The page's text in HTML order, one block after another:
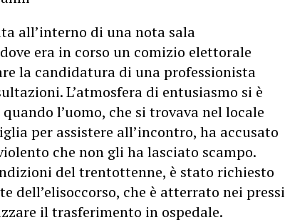
all’interno di una nota sala
era in corso un comizio elettorale
la candidatura di una professionista
L’atmosfera di entusiasmo si è
l’uomo, che si trovava nel locale
per assistere all’incontro, ha accusato
che non gli ha lasciato scampo.
del trentottenne, è stato richiesto
dell’elisoccorso, che è atterrato nei pressi
il trasferimento in ospedale.